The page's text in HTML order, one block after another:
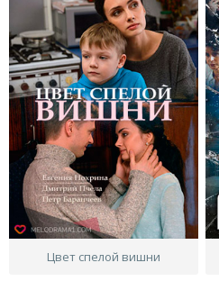
Цвет спелой вишни